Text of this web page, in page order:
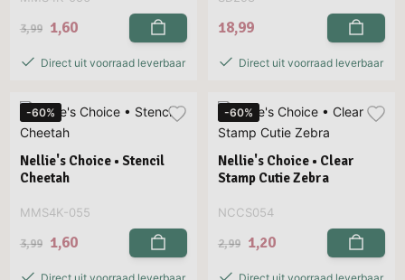
3,99 1,60
Direct uit voorraad leverbaar
18,99
Direct uit voorraad leverbaar
-60%
Nellie's Choice • Stencil
Cheetah
MMS4K-055
3,99 1,60
-60%
Nellie's Choice • Clear
Stamp Cutie Zebra
NCCS054
2,99 1,20